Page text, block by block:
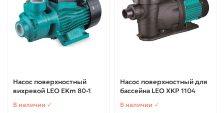
Насос поверхностный
вихревой LEO EKm 80-1
В наличии ✓
Насос поверхностный для
бассейна LEO XKP 1104
В наличии ✓